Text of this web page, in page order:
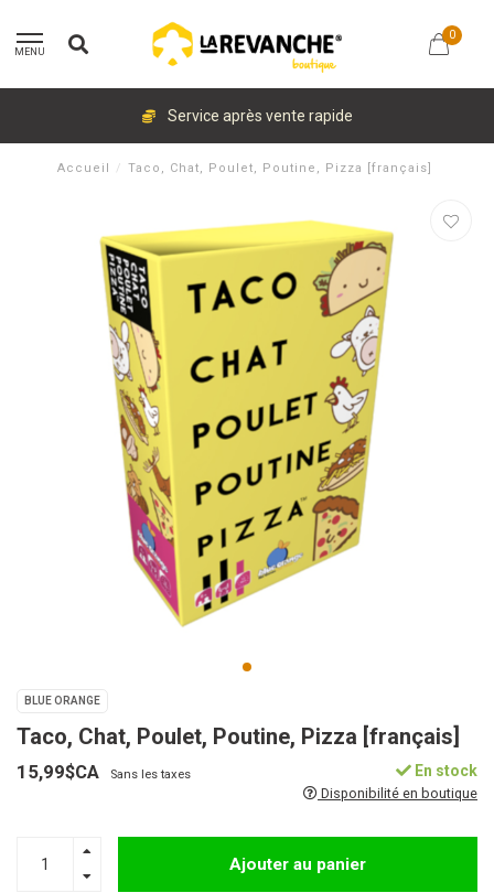
MENU
0
Service après vente rapide
Accueil / Taco, Chat, Poulet, Poutine, Pizza [français]
BLUE ORANGE
Taco, Chat, Poulet, Poutine, Pizza [français]
15,99$CA Sans les taxes En stock
Disponibilité en boutique
Ajouter au panier